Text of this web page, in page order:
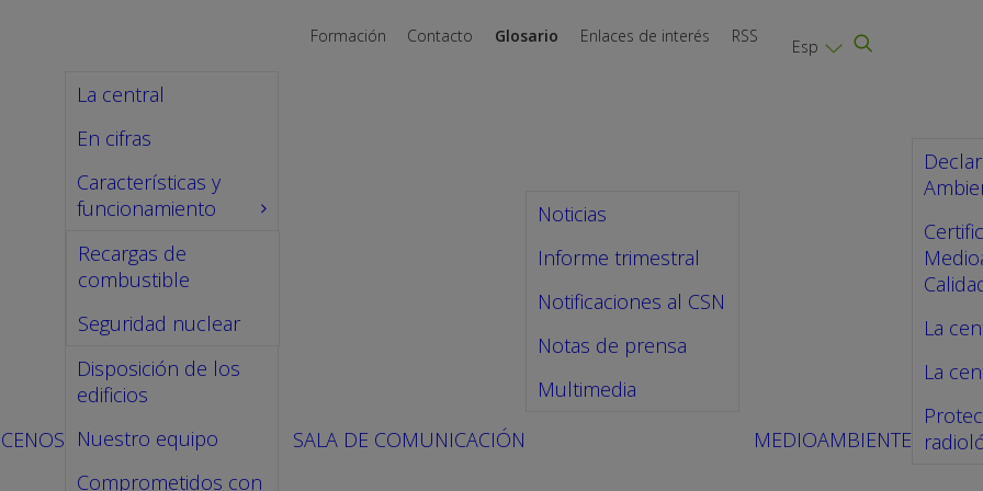
Formación Contacto Glosario Enlaces de interés RSS
Esp
La central
En cifras
Características y
funcionamiento
Recargas de
combustible
Seguridad nuclear
Disposición de los
edificios
Nuestro equipo
Comprometidos con
SALA DE COMUNICACIÓN
Noticias
Informe trimestral
Notificaciones al CSN
Notas de prensa
Multimedia
MEDIOAMBIENTE
La
La